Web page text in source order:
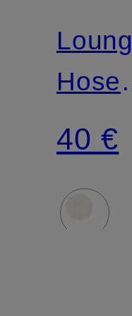
Hose
LOVIE
40 €